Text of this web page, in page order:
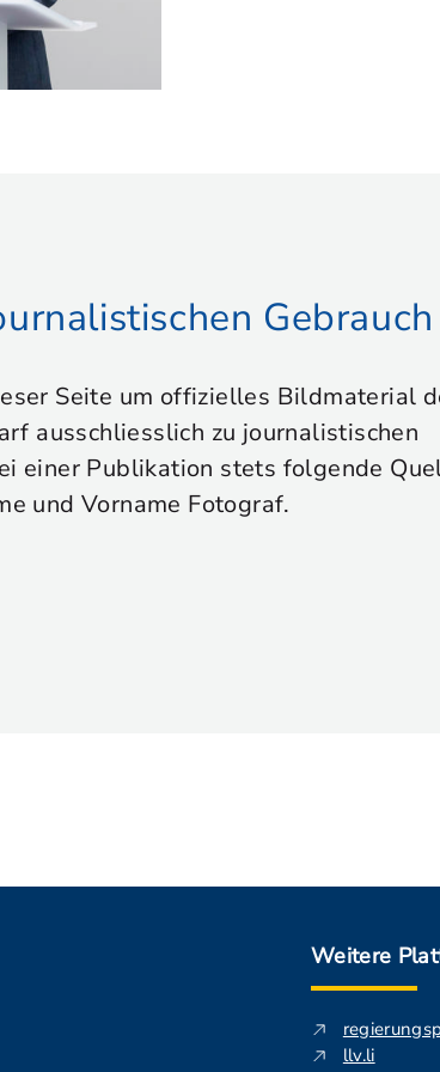
Gebrauch
Seite um offizielles Bildmaterial
ausschliesslich zu journalistischen
einer Publikation stets folgende
und Vorname Fotograf.
Weitere
llv.li